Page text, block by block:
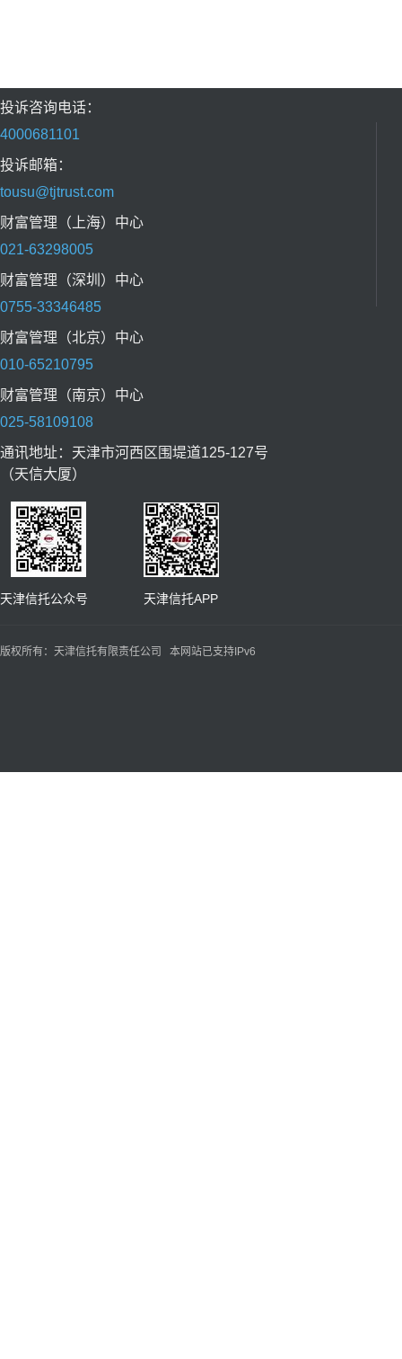
投诉咨询电话：
4000681101
投诉邮箱：
tousu@tjtrust.com
财富管理（上海）中心
021-63298005
财富管理（深圳）中心
0755-33346485
财富管理（北京）中心
010-65210795
财富管理（南京）中心
025-58109108
通讯地址：天津市河西区围堤道125-127号
（天信大厦）
天津信托公众号 天津信托APP
版权所有：天津信托有限责任公司 本网站已支持IPv6